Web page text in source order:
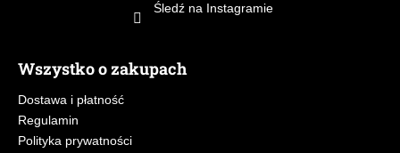
Śledź na Instagramie
Wszystko o zakupach
Dostawa i płatność
Regulamin
Polityka prywatności